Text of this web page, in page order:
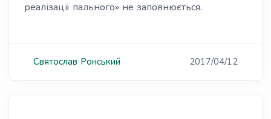
реалізації пального» не заповнюється.
Святослав Ронський 2017/04/12